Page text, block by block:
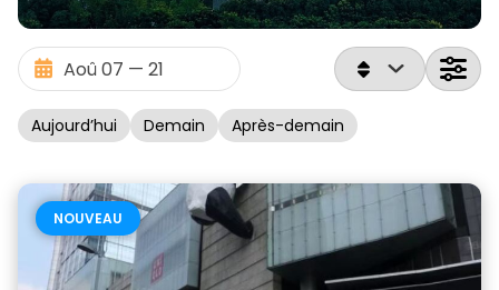
Aujourd’hui Demain Après-demain
NOUVEAU